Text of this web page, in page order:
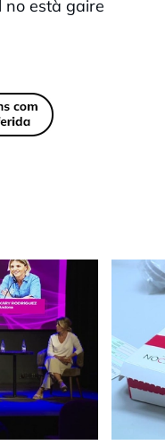
no està gaire